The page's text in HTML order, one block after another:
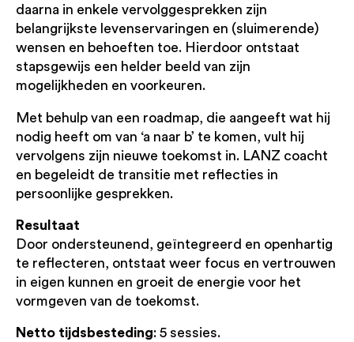
daarna in enkele vervolggesprekken zijn
belangrijkste levenservaringen en (sluimerende)
wensen en behoeften toe. Hierdoor ontstaat
stapsgewijs een helder beeld van zijn
mogelijkheden en voorkeuren.
Met behulp van een roadmap, die aangeeft wat hij
nodig heeft om van ‘a naar b’ te komen, vult hij
vervolgens zijn nieuwe toekomst in. LANZ coacht
en begeleidt de transitie met reflecties in
persoonlijke gesprekken.
Resultaat
Door ondersteunend, geïntegreerd en openhartig
te reflecteren, ontstaat weer focus en vertrouwen
in eigen kunnen en groeit de energie voor het
vormgeven van de toekomst.
Netto tijdsbesteding: 5 sessies.